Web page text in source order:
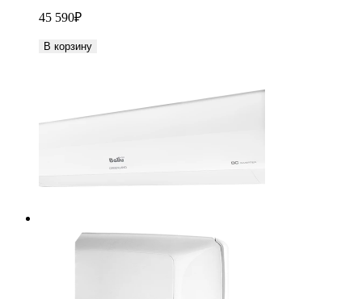
45 590₽
В корзину